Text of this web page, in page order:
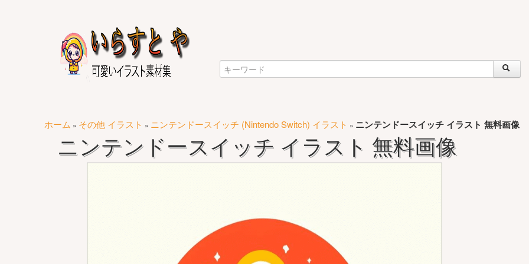
ホーム » その他 イラスト » ニンテンドースイッチ (Nintendo Switch) イラスト » ニンテンドースイッチ イラスト 無料画像
ニンテンドースイッチ イラスト 無料画像